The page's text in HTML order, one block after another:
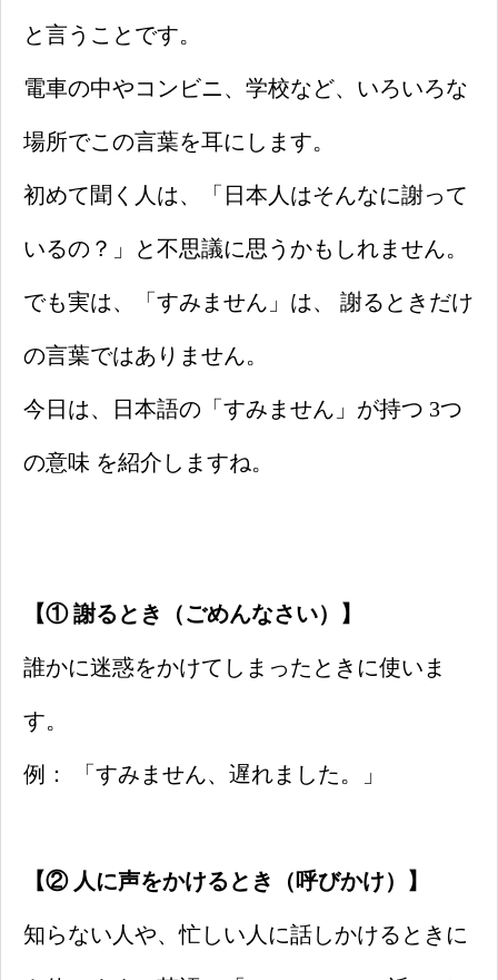
と言うことです。
電車の中やコンビニ、学校など、いろいろな
場所でこの言葉を耳にします。
初めて聞く人は、「日本人はそんなに謝って
いるの？」と不思議に思うかもしれません。
でも実は、「すみません」は、 謝るときだけ
の言葉ではありません。
今日は、日本語の「すみません」が持つ 3つ
の意味 を紹介しますね。
【① 謝るとき（ごめんなさい）】
誰かに迷惑をかけてしまったときに使いま
す。
例： 「すみません、遅れました。」
【② 人に声をかけるとき（呼びかけ）】
知らない人や、忙しい人に話しかけるときに